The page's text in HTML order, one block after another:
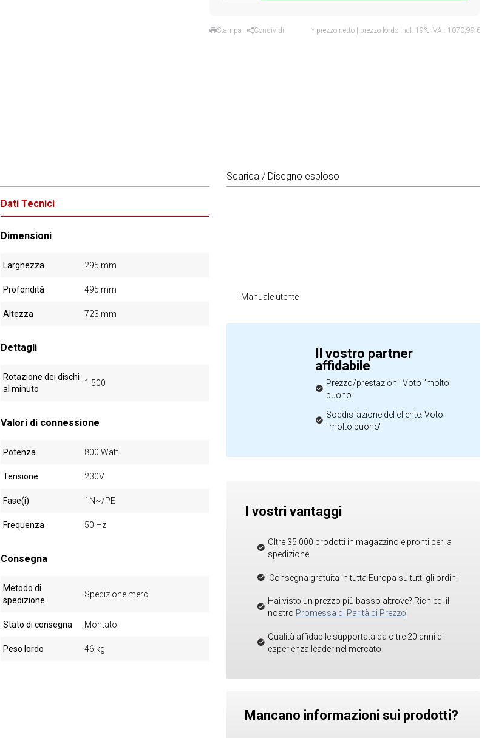
Stampa Condividi * prezzo netto | prezzo lordo incl. 19% IVA.: 1070,99 €
Dati Tecnici
Dimensioni
Larghezza 295 mm
Profondità 495 mm
Altezza 723 mm
Dettagli
Rotazione dei dischi
al minuto
1.500
Valori di connessione
Potenza 800 Watt
Tensione 230V
Fase(i) 1N~/PE
Frequenza 50 Hz
Consegna
Metodo di
spedizione
Spedizione merci
Stato di consegna Montato
Peso lordo 46 kg
Scarica / Disegno esploso
Manuale utente
Il vostro partner
affidabile
Prezzo/prestazioni: Voto "molto
buono"
Soddisfazione del cliente: Voto
"molto buono"
I vostri vantaggi
Oltre 35.000 prodotti in magazzino e pronti per la
spedizione
Consegna gratuita in tutta Europa su tutti gli ordini
Hai visto un prezzo più basso altrove? Richiedi il
nostro Promessa di Parità di Prezzo!
Qualità affidabile supportata da oltre 20 anni di
esperienza leader nel mercato
Mancano informazioni sui prodotti?